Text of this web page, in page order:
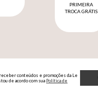
PRIMEIRA
TROCA GRÁTIS
conteúdos e promoções da Le
de acordo com sua Política de